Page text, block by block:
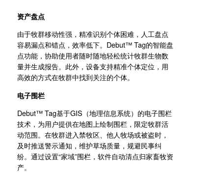
资产盘点
由于牧群移动性强，精准识别个体困难，人工盘点
容易漏点和错点，效率低下。Debut™ Tag的智能盘
点功能，协助使用者随时随地轻松统计牧群生物数
量并生成报告。此外，设备支持精准个体定位，用
高效的方式在牧群中找到关注的个体。
电子围栏
Debut™ Tag基于GIS（地理信息系统）的电子围栏
技术，为用户提供在地图上绘制围栏，限定牧群活
动范围。在牧群进入禁牧区、他人牧场或被盗时，
及时推送警示通知，维护草场质量，规避民事纠
纷。通过设置“家域”围栏，软件自动清点归家畜牧资
产。